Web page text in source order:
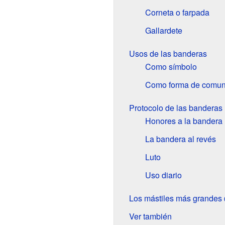
Corneta o farpada
Gallardete
Usos de las banderas
Como símbolo
Como forma de
Protocolo de las banderas
Honores a la bandera
La bandera al revés
Luto
Uso diario
Los mástiles más grandes
Ver también